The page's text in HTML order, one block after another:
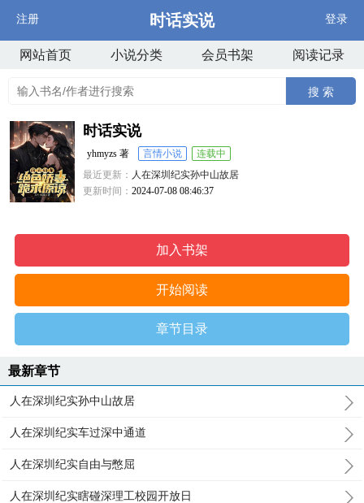
注册 时话实说 登录
网站首页 小说分类 会员书架 阅读记录
搜 索
时话实说
yhmyzs 著 言情小说
连载中
最近更新： 人在深圳纪实孙中山故居
更新时间：2024-07-08 08:46:37
加入书架
开始阅读
章节目录
最新章节
人在深圳纪实孙中山故居
人在深圳纪实车过深中通道
人在深圳纪实自由与憋屈
人在深圳纪实瞎碰深理工校园开放日